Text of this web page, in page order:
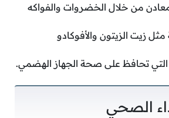
من خلال الخضروات والفواكه
زيت الزيتون والأفوكادو
التي تحافظ على صحة الجهاز الهضمي.
الصحي